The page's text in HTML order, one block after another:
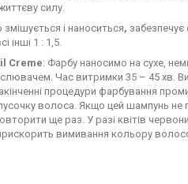
силу.
змішується і наноситься, забезпечує
інші 1 : 1,5.
Creme: Фарбу наносимо на сухе,
Час витримки 35 – 45 хв.
процедури фарбування
волоса. Якщо цей шампунь
ще раз. У разі квітів
вимивання кольору